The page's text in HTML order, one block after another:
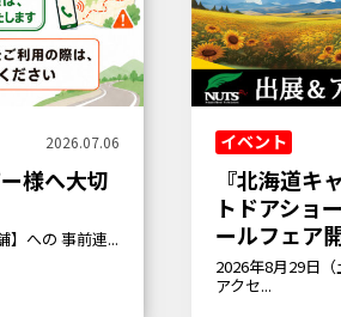
2026.07.06
様へ大切
】への 事前連...
イベント
『北海道キ
トドアショ
ールフェア
2026年8月29日（
アクセ...